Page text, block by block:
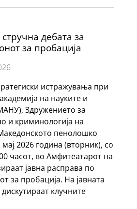
дебата за
за пробација
истражувања при
на науките и
Здружението за
и криминологија на
пенолошко
2026 година (вторник), со
часот, во Амфитеатарот на
јавна расправа по
за пробација. На јавната
клучните